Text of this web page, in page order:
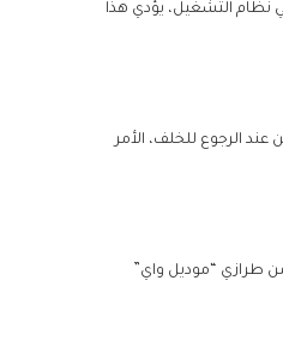
نظام التشغيل، يؤدي هذا
الرجوع للخلف، الأمر
بإصدار تحديث لأنظمة التشغيل لما يقرب من 871 ألف سيارة من طرازي “موديل واي”